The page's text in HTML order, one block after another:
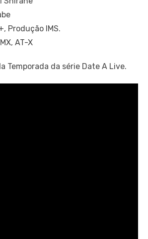
Produção IMS.
AT-X
Temporada da série Date A Live.